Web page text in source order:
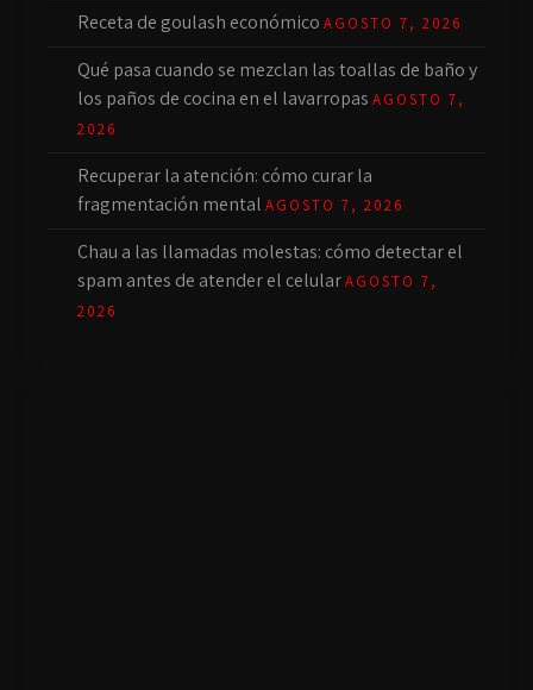
Receta de goulash económico AGOSTO 7, 2026
Qué pasa cuando se mezclan las toallas de baño y
los paños de cocina en el lavarropas AGOSTO 7,
2026
Recuperar la atención: cómo curar la
fragmentación mental AGOSTO 7, 2026
Chau a las llamadas molestas: cómo detectar el
spam antes de atender el celularAGOSTO 7,
2026